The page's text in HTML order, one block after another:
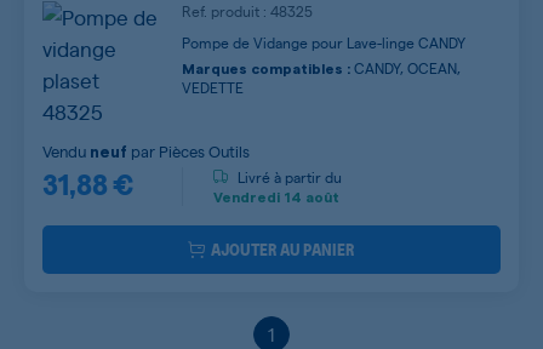
Ref. produit : 48325
Pompe de Vidange pour Lave-linge CANDY
Marques compatibles : CANDY, OCEAN,
VEDETTE
31,88 €
Vendu neuf par Pièces Outils
Livré à partir du
Vendredi 14 août
AJOUTER AU PANIER
1